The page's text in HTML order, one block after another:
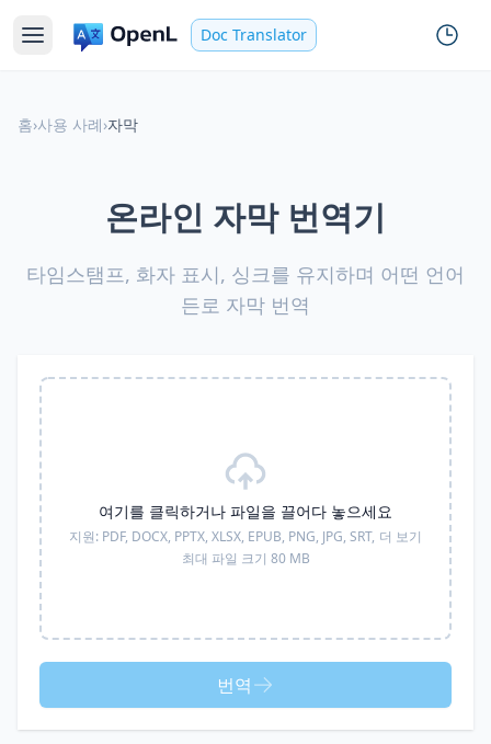
Doc Translator
홈›사용 사례›자막
온라인 자막 번역기
타임스탬프, 화자 표시, 싱크를 유지하며 어떤 언어
든로 자막 번역
여기를 클릭하거나 파일을 끌어다 놓으세요
지원: PDF, DOCX, PPTX, XLSX, EPUB, PNG, JPG, SRT, 더 보기
최대 파일 크기 80 MB
번역